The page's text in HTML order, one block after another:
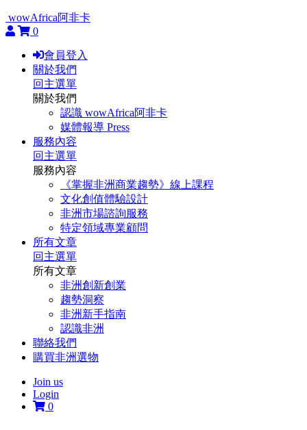
wowAfrica阿非卡
0
會員登入
關於我們
回主選單
關於我們
認識 wowAfrica阿非卡
媒體報導 Press
服務內容
回主選單
服務內容
《掌握非洲商業趨勢》線上課程
文化創值體驗設計
非洲市場諮詢服務
特定領域專業顧問
所有文章
回主選單
所有文章
非洲創新創業
趨勢洞察
非洲新手指南
認識非洲
聯絡我們
購買非洲選物
Join us
Login
0